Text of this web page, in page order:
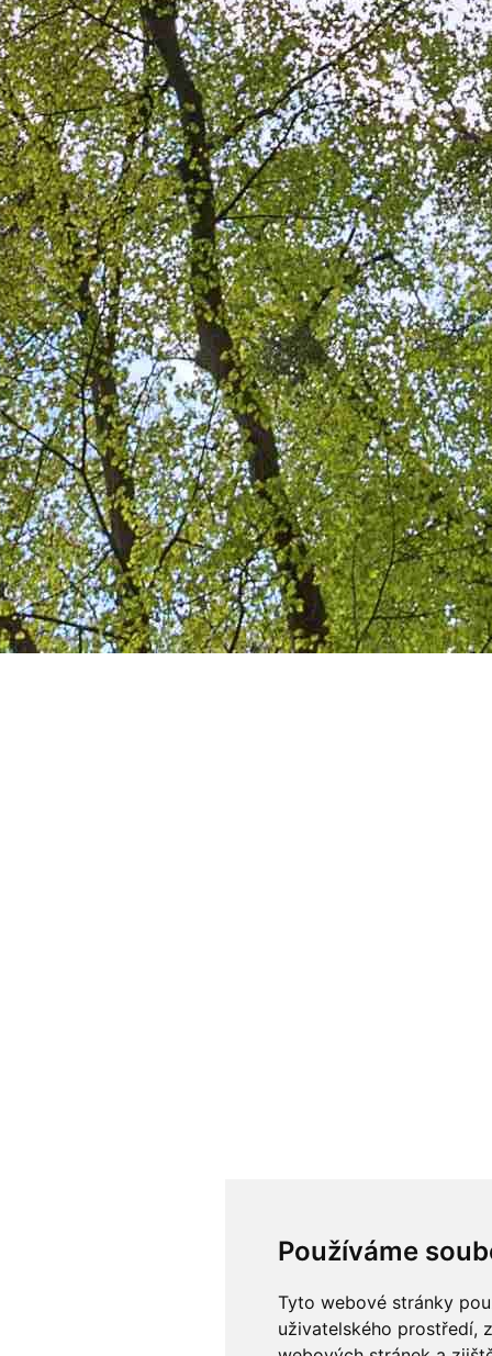
Používáme
Tyto webové stránky
uživatelského prostředí,